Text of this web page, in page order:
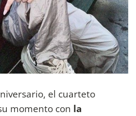
el cuarteto
momento con la